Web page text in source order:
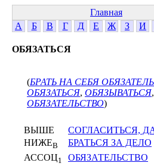
Главная
А
Б В Г Д Е Ж З И
ОБЯЗАТЬСЯ
(БРАТЬ НА СЕБЯ
ОБЯЗАТЬСЯ, ОБЯЗЫВАТЬСЯ,
ОБЯЗАТЕЛЬСТВО)
ВЫШЕ
СОГЛАСИТЬСЯ,
НИЖЕВ
БРАТЬСЯ ЗА ДЕЛО
АССОЦ1
ОБЯЗАТЕЛЬСТВО